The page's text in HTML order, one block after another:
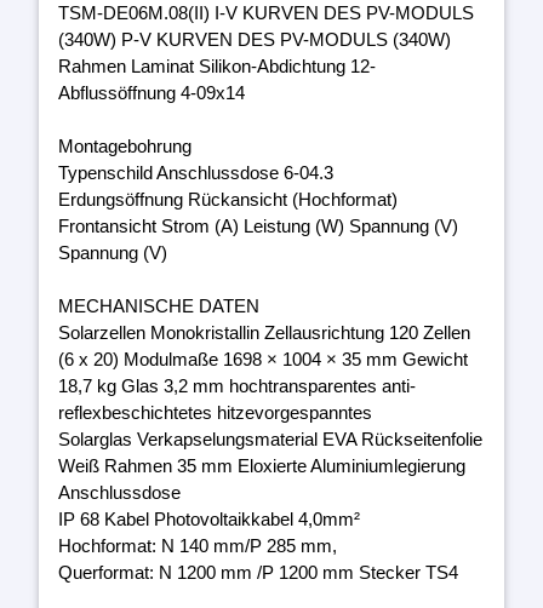
TSM-DE06M.08(II) I-V KURVEN DES PV-MODULS
(340W) P-V KURVEN DES PV-MODULS (340W)
Rahmen Laminat Silikon-Abdichtung 12-
Abflussöffnung 4-09x14
Montagebohrung
Typenschild Anschlussdose 6-04.3
Erdungsöffnung Rückansicht (Hochformat)
Frontansicht Strom (A) Leistung (W) Spannung (V)
Spannung (V)
MECHANISCHE DATEN
Solarzellen Monokristallin Zellausrichtung 120 Zellen
(6 x 20) Modulmaße 1698 × 1004 × 35 mm Gewicht
18,7 kg Glas 3,2 mm hochtransparentes anti-
reflexbeschichtetes hitzevorgespanntes
Solarglas Verkapselungsmaterial EVA Rückseitenfolie
Weiß Rahmen 35 mm Eloxierte Aluminiumlegierung
Anschlussdose
IP 68 Kabel Photovoltaikkabel 4,0mm²
Hochformat: N 140 mm/P 285 mm,
Querformat: N 1200 mm /P 1200 mm Stecker TS4